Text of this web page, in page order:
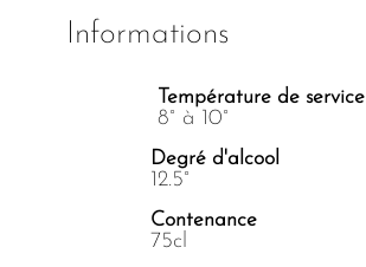
Informations
Température de service
8° à 10°
Degré d'alcool
12.5°
Contenance
75cl